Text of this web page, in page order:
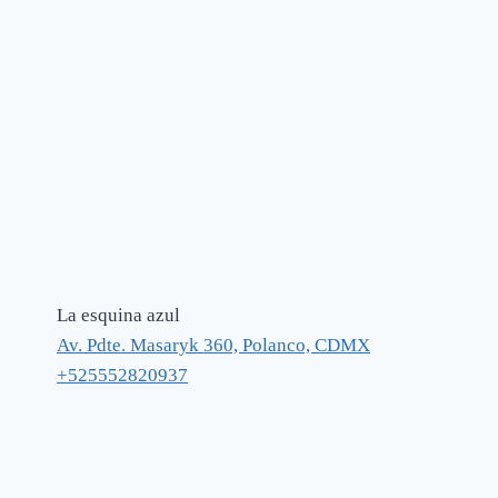
La esquina azul
Av. Pdte. Masaryk 360, Polanco, CDMX
+525552820937